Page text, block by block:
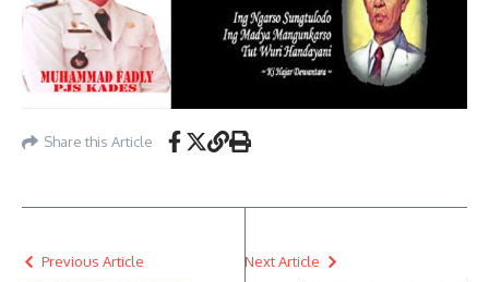
Share this Article
Previous Article Next Article